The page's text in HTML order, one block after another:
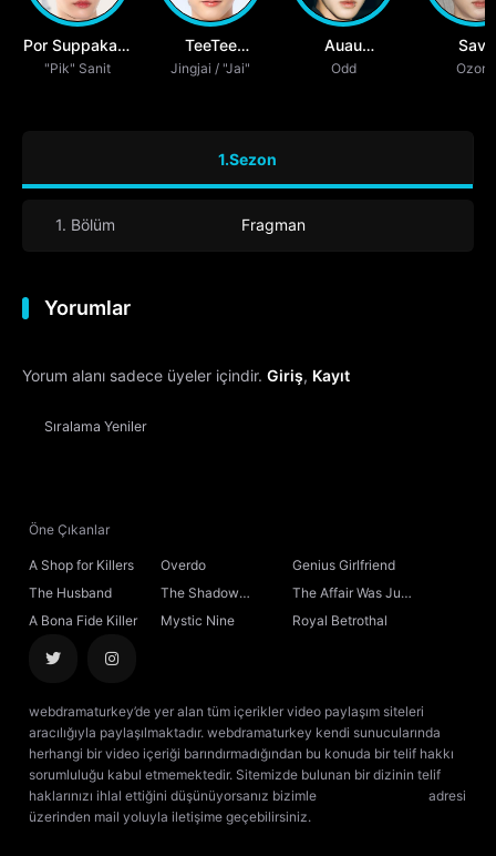
Por Suppakarn
Jirachotikul
"Pik" Sanit
TeeTee
Wanpichit
Jingjai / "Jai"
Auau
Thanaphum
Odd
Save
Ozone
1.Sezon
1. Bölüm Fragman
Yorumlar
Yorum alanı sadece üyeler içindir. Giriş, Kayıt
Sıralama Yeniler
Öne Çıkanlar
A Shop for Killers Overdo
Genius Girlfriend
The Husband
The Shadow
Sovereign
The Affair Was Just
the Beginning
A Bona Fide Killer Mystic Nine Royal Betrothal
webdramaturkey’de yer alan tüm içerikler video paylaşım siteleri
aracılığıyla paylaşılmaktadır. webdramaturkey kendi sunucularında
herhangi bir video içeriği barındırmadığından bu konuda bir telif hakkı
sorumluluğu kabul etmemektedir. Sitemizde bulunan bir dizinin telif
haklarınızı ihlal ettiğini düşünüyorsanız bizimle
adresi
üzerinden mail yoluyla iletişime geçebilirsiniz.